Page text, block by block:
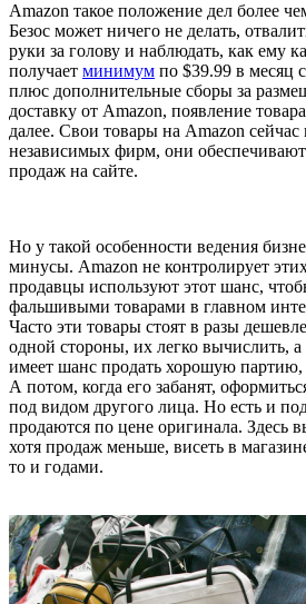
Amazon такое положение дел более
Безос может ничего не делать,
руки за голову и наблюдать, как ему
получает минимум по $39.99 в месяц
плюс дополнительные сборы за
доставку от Amazon, появление
далее. Свои товары на Amazon
независимых фирм, они
продаж на сайте.
Но у такой особенности ведения
минусы. Amazon не контролирует
продавцы используют этот шанс,
фальшивыми товарами в главном
Часто эти товары стоят в разы
одной стороны, их легко вычислить, а
имеет шанс продать хорошую партию,
А потом, когда его забанят,
под видом другого лица. Но есть и
продаются по цене оригинала. Здесь
хотя продаж меньше, висеть в
то и годами.